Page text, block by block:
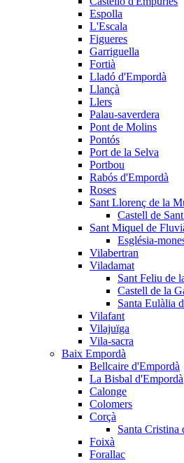
Espolla
L'Escala
Figueres
Garriguella
Fortià
Lladó d'Empordà
Llançà
Llers
Palau-saverdera
Pont de Molins
Pontós
Port de la Selva
Portbou
Rabós d'Empordà
Roses
Sant Llorenç de la
Castell de
Sant Miquel de
Església-
Vilabertran
Viladamat
Sant Feliu de
Castell de la
Santa Eulàlia
Vilafant
Vilajuïga
Vila-sacra
Baix Empordà
Bellcaire d'Empordà
La Bisbal d'Empordà
Calonge
Colomers
Corçà
Santa Cristina
Foixà
Forallac